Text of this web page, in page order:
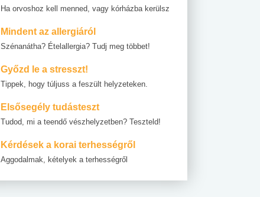
Ha orvoshoz kell menned, vagy kórházba kerülsz
Mindent az allergiáról
Szénanátha? Ételallergia? Tudj meg többet!
Győzd le a stresszt!
Tippek, hogy túljuss a feszült helyzeteken.
Elsősegély tudásteszt
Tudod, mi a teendő vészhelyzetben? Teszteld!
Kérdések a korai terhességről
Aggodalmak, kételyek a terhességről